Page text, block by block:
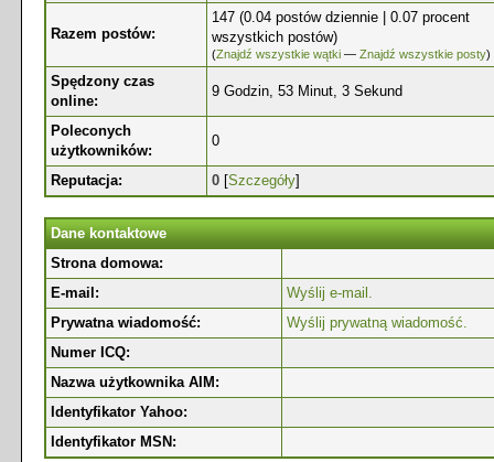
Razem postów:
147 (0.04 postów dziennie | 0.07 procent
wszystkich postów)
(Znajdź wszystkie wątki — Znajdź wszystkie posty)
Spędzony czas
online:
9 Godzin, 53 Minut, 3 Sekund
Poleconych
użytkowników:
0
Reputacja: 0 [Szczegóły]
Dane kontaktowe
Strona domowa:
E-mail:
Wyślij e-mail.
Prywatna wiadomość:
Wyślij prywatną wiadomość.
Numer ICQ:
Nazwa użytkownika AIM:
Identyfikator Yahoo:
Identyfikator MSN: